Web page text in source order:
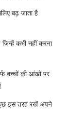
बढ़ जाता है
कभी नहीं करना
बच्चों की आंखों पर
कुछ इस तरह रखें अपने